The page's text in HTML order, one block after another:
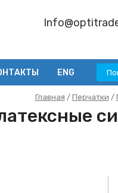
ENG
Главная / Перчатки /